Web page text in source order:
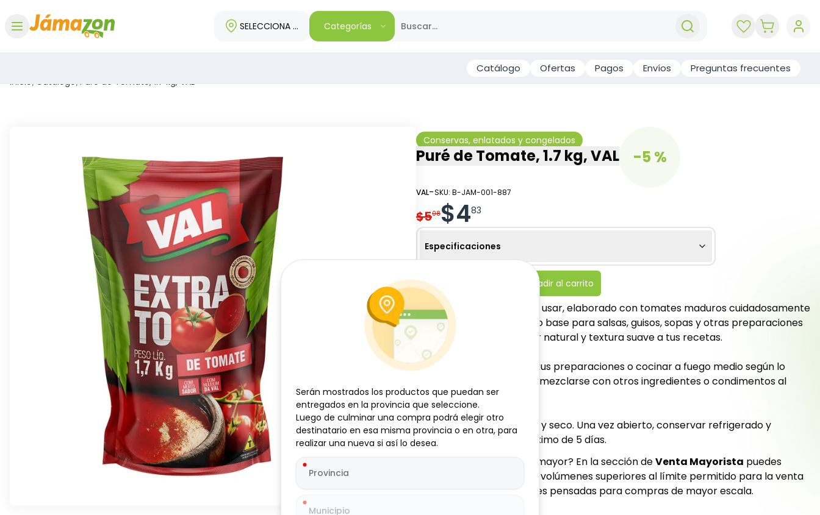
SELECCIONA TU REGIÓNCategorías
Catálogo Ofertas Pagos Envíos Preguntas frecuentes
Inicio/ Catálogo/ Puré de Tomate, 1.7 kg, VAL
Conservas, enlatados y congelados
Puré de Tomate, 1.7 kg, VAL -5 %
VAL-SKU: B-JAM-001-887
$508$483
Especificaciones
- Añadir al carrito
Puré de tomate listo para usar, elaborado con tomates maduros cuidadosamente
seleccionados. Ideal como base para salsas, guisos, sopas y otras preparaciones
caseras, aportando sabor natural y textura suave a tus recetas.
Modo de uso:
Agregar directamente a tus preparaciones o cocinar a fuego medio según lo
requiera la receta. Puede mezclarse con otros ingredientes o condimentos al
gusto.
Conservación:
Mantener en lugar fresco y seco. Una vez abierto, conservar refrigerado y
consumir en un plazo máximo de 5 días.
¿Necesitas una cantidad mayor? En la sección deVenta Mayorista puedes
adquirir este producto en volúmenes superiores al límite permitido para la venta
por unidades, con opciones pensadas para compras de mayor escala.
Serán mostrados los productos que puedan ser
entregados en la provincia que seleccione.
Luego de culminar una compra podrá elegir otro
destinatario en esa misma provincia o en otra, para
realizar una nueva si así lo desea.
Serán mostrados los productos que puedan ser
entregados en la provincia que seleccione.
Luego de culminar una compra podrá elegir otro
destinatario en esa misma provincia o en otra, para
realizar una nueva si así lo desea.